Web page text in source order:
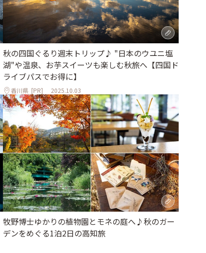
秋の四国ぐるり週末トリップ♪ "日本のウユニ塩
湖"や温泉、お芋スイーツも楽しむ秋旅へ【四国ド
ライブパスでお得に】
香川県 [PR] 2025.10.03
牧野博士ゆかりの植物園とモネの庭へ♪秋のガー
デンをめぐる1泊2日の高知旅